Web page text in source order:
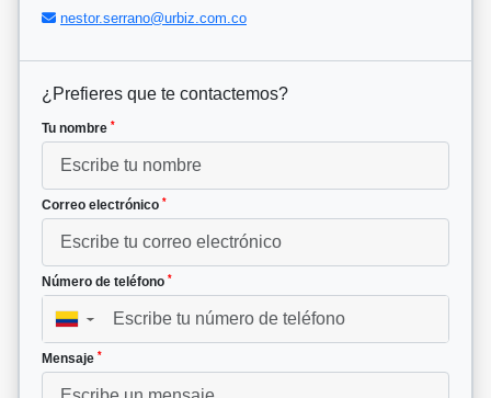
nestor.serrano@urbiz.com.co
¿Prefieres que te contactemos?
Tu nombre *
Correo electrónico *
Número de teléfono *
▼
Mensaje *